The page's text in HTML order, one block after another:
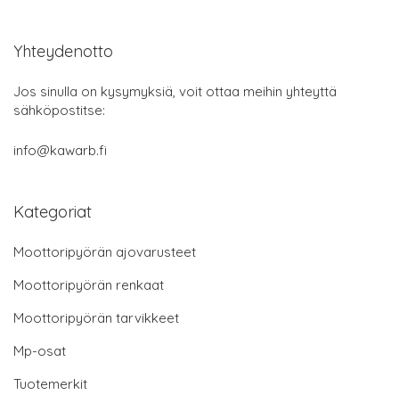
Yhteydenotto
Jos sinulla on kysymyksiä, voit ottaa meihin yhteyttä
sähköpostitse:
info@kawarb.fi
Kategoriat
Moottoripyörän ajovarusteet
Moottoripyörän renkaat
Moottoripyörän tarvikkeet
Mp-osat
Tuotemerkit